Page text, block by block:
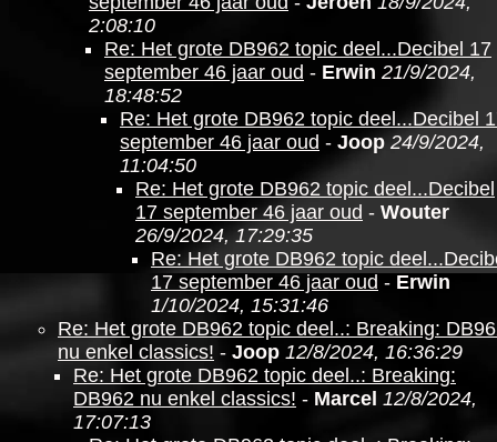
2:08:10
Re: Het grote DB962 topic deel...Decibel 17
september 46 jaar oud - Erwin 21/9/2024,
18:48:52
Re: Het grote DB962 topic deel...Decibel
september 46 jaar oud - Joop 24/9/2024,
11:04:50
Re: Het grote DB962 topic deel...Decibel
17 september 46 jaar oud - Wouter
26/9/2024, 17:29:35
Re: Het grote DB962 topic
17 september 46 jaar oud - Erwin
1/10/2024, 15:31:46
Re: Het grote DB962 topic deel..: Breaking:
nu enkel classics! - Joop 12/8/2024, 16:36:29
Re: Het grote DB962 topic deel..: Breaking:
DB962 nu enkel classics! - Marcel 12/8/2024,
17:07:13